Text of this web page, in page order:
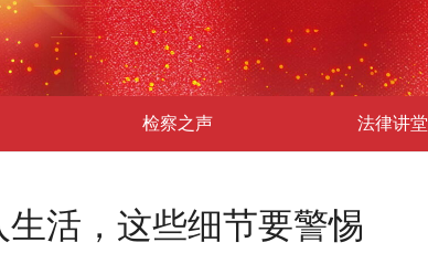
检察之声 法律讲堂
活，这些细节要警惕